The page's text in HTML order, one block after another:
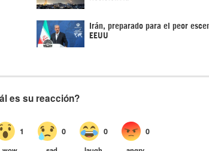
Irán, preparado para el peor
EEUU